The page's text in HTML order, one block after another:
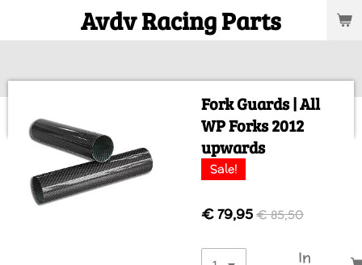
Avdv Racing Parts
Fork Guards | All
WP Forks 2012
upwards
Sale!
€ 79,95€ 85,50
In